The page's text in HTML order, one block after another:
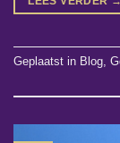
Geplaatst in Blog,